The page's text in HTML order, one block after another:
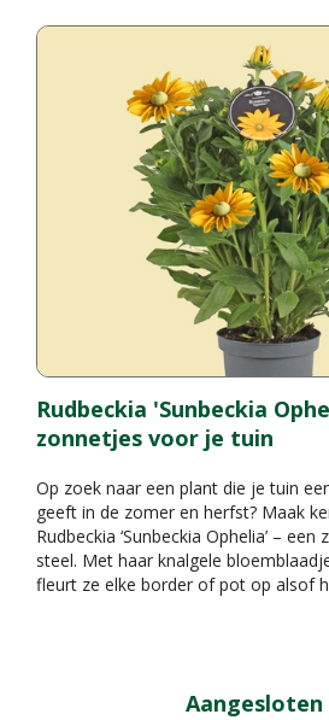
Rudbeckia 'Sunbeckia
zonnetjes voor je tuin
Op zoek naar een plant die je tuin
geeft in de zomer en herfst? Maak
Rudbeckia ‘Sunbeckia Ophelia’ –
steel. Met haar knalgele
fleurt ze elke border of pot op alsof
Aangesloten